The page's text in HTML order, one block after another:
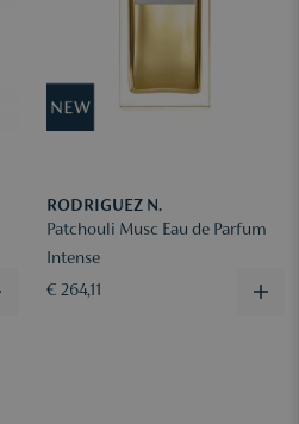
RODRIGUEZ N.
Patchouli Musc Eau de Parfum
Intense
€ 264,11